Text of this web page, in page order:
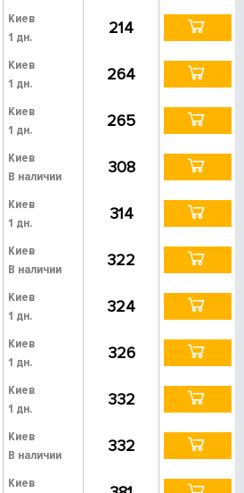
Киев
1 дн.
214
Киев
1 дн.
264
Киев
1 дн.
265
Киев
В наличии
308
Киев
1 дн.
314
Киев
В наличии
322
Киев
1 дн.
324
Киев
1 дн.
326
Киев
1 дн.
332
Киев
В наличии
332
Киев